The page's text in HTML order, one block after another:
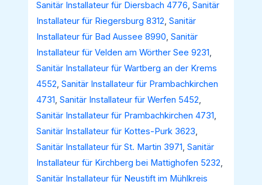
Sanitär Installateur für Diersbach 4776,Sanitär
Installateur für Riegersburg 8312,Sanitär
Installateur für Bad Aussee 8990,Sanitär
Installateur für Velden am Wörther See 9231,
Sanitär Installateur für Wartberg an der Krems
4552,Sanitär Installateur für Prambachkirchen
4731,Sanitär Installateur für Werfen 5452,
Sanitär Installateur für Prambachkirchen 4731,
Sanitär Installateur für Kottes-Purk 3623,
Sanitär Installateur für St. Martin 3971,Sanitär
Installateur für Kirchberg bei Mattighofen 5232,
Sanitär Installateur für Neustift im Mühlkreis